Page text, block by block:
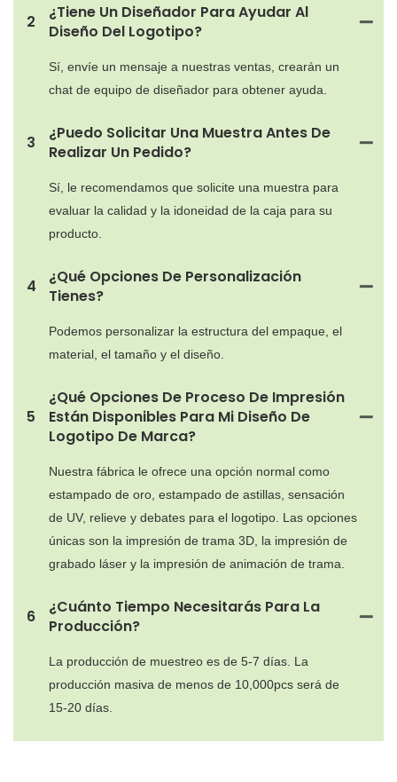
2
¿Tiene Un Diseñador Para Ayudar Al
Diseño Del Logotipo?
Sí, envíe un mensaje a nuestras ventas, crearán un
chat de equipo de diseñador para obtener ayuda.
3
¿Puedo Solicitar Una Muestra Antes De
Realizar Un Pedido?
Sí, le recomendamos que solicite una muestra para
evaluar la calidad y la idoneidad de la caja para su
producto.
4
¿Qué Opciones De Personalización
Tienes?
Podemos personalizar la estructura del empaque, el
material, el tamaño y el diseño.
5
¿Qué Opciones De Proceso De Impresión
Están Disponibles Para Mi Diseño De
Logotipo De Marca?
Nuestra fábrica le ofrece una opción normal como
estampado de oro, estampado de astillas, sensación
de UV, relieve y debates para el logotipo. Las opciones
únicas son la impresión de trama 3D, la impresión de
grabado láser y la impresión de animación de trama.
6
¿Cuánto Tiempo Necesitarás Para La
Producción?
La producción de muestreo es de 5-7 días. La
producción masiva de menos de 10,000pcs será de
15-20 días.